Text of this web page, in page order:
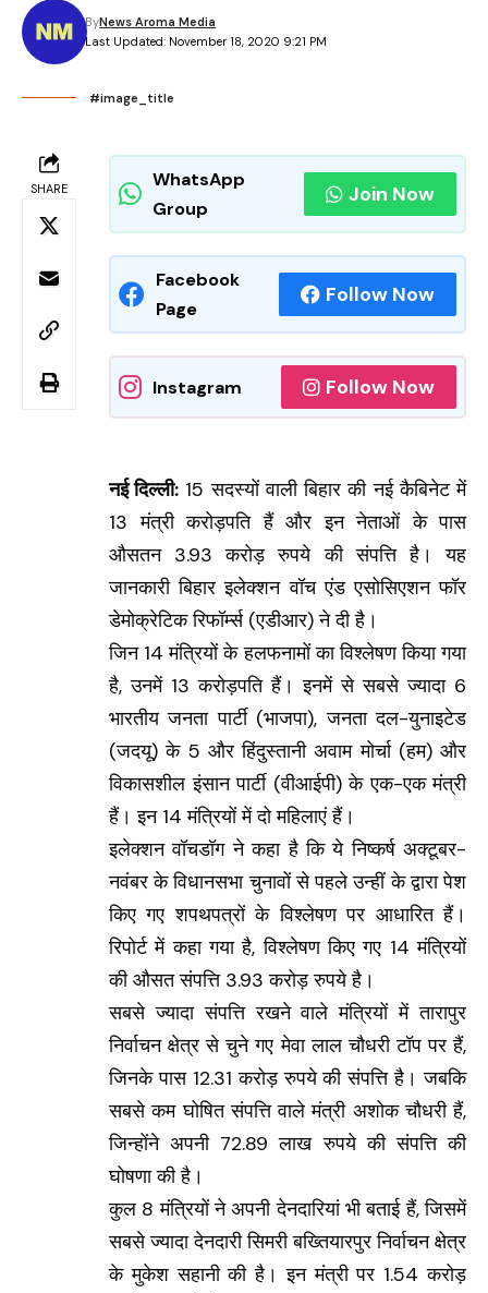
Last Updated: November 18, 2020 9:21 PM
ByNews Aroma Media
#image_title
SHARE
WhatsApp
Group
Join Now
Facebook
Page
Follow Now
Instagram Follow Now
नई दिल्ली: 15 सदस्यों वाली बिहार की नई कैबिनेट में
13 मंत्री करोड़पति हैं और इन नेताओं के पास
औसतन 3.93 करोड़ रुपये की संपत्ति है। यह
जानकारी बिहार इलेक्शन वॉच एंड एसोसिएशन फॉर
डेमोक्रेटिक रिफॉर्म्स (एडीआर) ने दी है।
जिन 14 मंत्रियों के हलफनामों का विश्लेषण किया गया
है, उनमें 13 करोड़पति हैं। इनमें से सबसे ज्यादा 6
भारतीय जनता पार्टी (भाजपा), जनता दल-युनाइटेड
(जदयू) के 5 और हिंदुस्तानी अवाम मोर्चा (हम) और
विकासशील इंसान पार्टी (वीआईपी) के एक-एक मंत्री
हैं। इन 14 मंत्रियों में दो महिलाएं हैं।
इलेक्शन वॉचडॉग ने कहा है कि ये निष्कर्ष अक्टूबर-
नवंबर के विधानसभा चुनावों से पहले उन्हीं के द्वारा पेश
किए गए शपथपत्रों के विश्लेषण पर आधारित हैं।
रिपोर्ट में कहा गया है, विश्लेषण किए गए 14 मंत्रियों
की औसत संपत्ति 3.93 करोड़ रुपये है।
सबसे ज्यादा संपत्ति रखने वाले मंत्रियों में तारापुर
निर्वाचन क्षेत्र से चुने गए मेवा लाल चौधरी टॉप पर हैं,
जिनके पास 12.31 करोड़ रुपये की संपत्ति है। जबकि
सबसे कम घोषित संपत्ति वाले मंत्री अशोक चौधरी हैं,
जिन्होंने अपनी 72.89 लाख रुपये की संपत्ति की
घोषणा की है।
कुल 8 मंत्रियों ने अपनी देनदारियां भी बताई हैं, जिसमें
सबसे ज्यादा देनदारी सिमरी बख्तियारपुर निर्वाचन क्षेत्र
के मुकेश सहानी की है। इन मंत्री पर 1.54 करोड़